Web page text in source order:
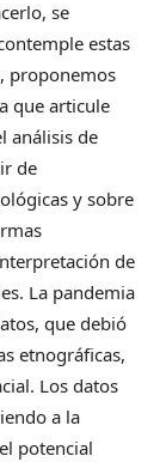
se
estas
proponemos
que articule
análisis de
de
y sobre
de
La pandemia
que debió
etnográficas,
Los datos
a la
potencial